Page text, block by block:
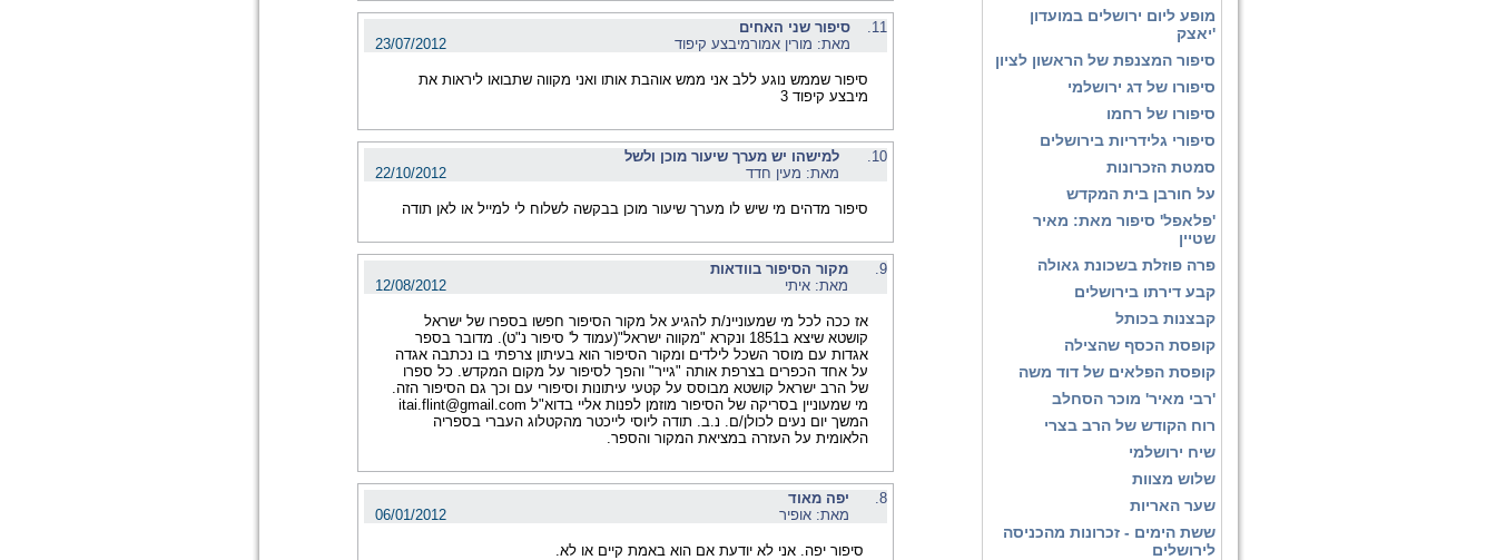
מופע ליום ירושלים במועדון
'יאצק
סיפור המצנפת של הראשון לציון
סיפורו של דג ירושלמי
סיפורו של רחמו
סיפורי גלידריות בירושלים
סמטת הזכרונות
על חורבן בית המקדש
'פלאפל' סיפור מאת: מאיר
שטיין
פרה פוזלת בשכונת גאולה
קבע דירתו בירושלים
קבצנות בכותל
קופסת הכסף שהצילה
קופסת הפלאים של דוד משה
'רבי מאיר' מוכר הסחלב
רוח הקודש של הרב בצרי
שיח ירושלמי
שלוש מצוות
שער האריות
ששת הימים - זכרונות מהכניסה
לירושלים
11.
סיפור שני האחים
מאת: מורין אמורמיבצע קיפוד
23/07/2012
סיפור שממש נוגע ללב אני ממש אוהבת אותו ואני מקווה שתבואו ליראות את
מיבצע קיפוד 3
10.
למישהו יש מערך שיעור מוכן ולשל
מאת: מעין חדד
22/10/2012
סיפור מדהים מי שיש לו מערך שיעור מוכן בבקשה לשלוח לי למייל או לאן תודה
9.
מקור הסיפור בוודאות
מאת: איתי
12/08/2012
אז ככה לכל מי שמעוניינ/ת להגיע אל מקור הסיפור חפשו בספרו של ישראל
קושטא שיצא ב1851 ונקרא "מקווה ישראל"(עמוד ל' סיפור נ"ט). מדובר בספר
אגדות עם מוסר השכל לילדים ומקור הסיפור הוא בעיתון צרפתי בו נכתבה אגדה
על אחד הכפרים בצרפת אותה "גייר" והפך לסיפור על מקום המקדש. כל ספרו
של הרב ישראל קושטא מבוסס על קטעי עיתונות וסיפורי עם וכך גם הסיפור הזה.
מי שמעוניין בסריקה של הסיפור מוזמן לפנות אליי בדוא"ל itai.flint@gmail.com
המשך יום נעים לכולן/ם. נ.ב. תודה ליוסי לייכטר מהקטלוג העברי בספריה
הלאומית על העזרה במציאת המקור והספר.
8.
יפה מאוד
מאת: אופיר
06/01/2012
סיפור יפה. אני לא יודעת אם הוא באמת קיים או לא.